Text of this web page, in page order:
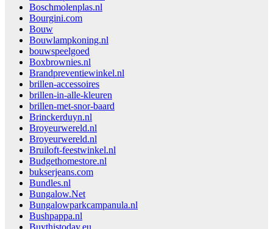
Boschmolenplas.nl
Bourgini.com
Bouw
Bouwlampkoning.nl
bouwspeelgoed
Boxbrownies.nl
Brandpreventiewinkel.nl
brillen-accessoires
brillen-in-alle-kleuren
brillen-met-snor-baard
Brinckerduyn.nl
Broyeurwereld.nl
Broyeurwereld.nl
Bruiloft-feestwinkel.nl
Budgethomestore.nl
bukserjeans.com
Bundles.nl
Bungalow.Net
Bungalowparkcampanula.nl
Bushpappa.nl
Buythistoday.eu